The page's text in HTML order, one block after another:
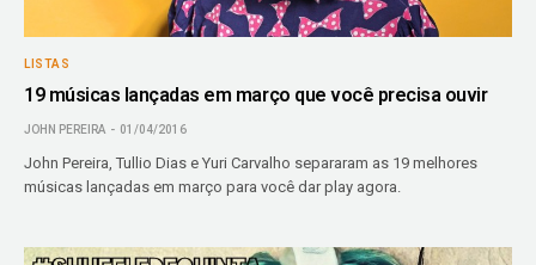
LISTAS
19 músicas lançadas em março que você precisa ouvir
JOHN PEREIRA 01/04/2016
John Pereira, Tullio Dias e Yuri Carvalho separaram as 19 melhores
músicas lançadas em março para você dar play agora.